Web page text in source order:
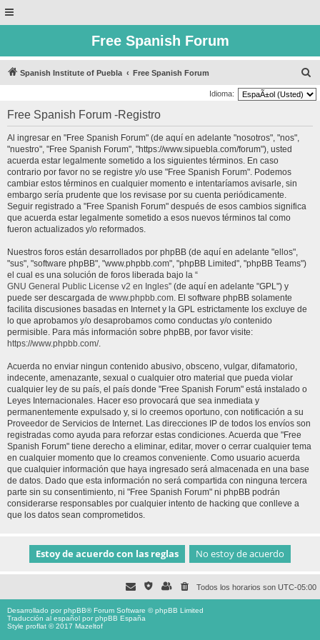
Free Spanish Forum
Spanish Institute of Puebla Free Spanish Forum
u
Idioma:
Free Spanish Forum -Registro
Al ingresar en "Free Spanish Forum" (de aquí en adelante "nosotros", "nos",
"nuestro", "Free Spanish Forum", "https://www.sipuebla.com/forum"), usted
acuerda estar legalmente sometido a los siguientes términos. En caso
contrario por favor no se registre y/o use "Free Spanish Forum". Podemos
cambiar estos términos en cualquier momento e intentaríamos avisarle, sin
embargo sería prudente que los revisase por su cuenta periódicamente.
Seguir registrado a "Free Spanish Forum" después de esos cambios significa
que acuerda estar legalmente sometido a esos nuevos términos tal como
fueron actualizados y/o reformados.
Nuestros foros están desarrollados por phpBB (de aquí en adelante "ellos",
"sus", "software phpBB", "www.phpbb.com", "phpBB Limited", "phpBB Teams")
el cual es una solución de foros liberada bajo la “
GNU General Public License v2 en Ingles” (de aquí en adelante "GPL") y
puede ser descargada de www.phpbb.com. El software phpBB solamente
facilita discusiones basadas en Internet y la GPL estrictamente los excluye de
lo que aprobamos y/o desaprobamos como conductas y/o contenido
permisible. Para más información sobre phpBB, por favor visite:
https://www.phpbb.com/.
Acuerda no enviar ningun contenido abusivo, obsceno, vulgar, difamatorio,
indecente, amenazante, sexual o cualquier otro material que pueda violar
cualquier ley de su país, el país donde "Free Spanish Forum" está instalado o
Leyes Internacionales. Hacer eso provocará que sea inmediata y
permanentemente expulsado y, si lo creemos oportuno, con notificación a su
Proveedor de Servicios de Internet. Las direcciones IP de todos los envíos son
registradas como ayuda para reforzar estas condiciones. Acuerda que "Free
Spanish Forum" tiene derecho a eliminar, editar, mover o cerrar cualquier tema
en cualquier momento que lo creamos conveniente. Como usuario acuerda
que cualquier información que haya ingresado será almacenada en una base
de datos. Dado que esta información no será compartida con ninguna tercera
parte sin su consentimiento, ni "Free Spanish Forum" ni phpBB podrán
considerarse responsables por cualquier intento de hacking que conlleve a
que los datos sean comprometidos.
Todos los horarios son UTC-05:00
Desarrollado porphpBB® Forum Software © phpBB Limited
Traducción al español porphpBB España
Style proflat © 2017 Mazeltof